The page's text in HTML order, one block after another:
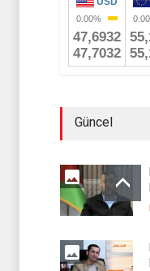
Güncel